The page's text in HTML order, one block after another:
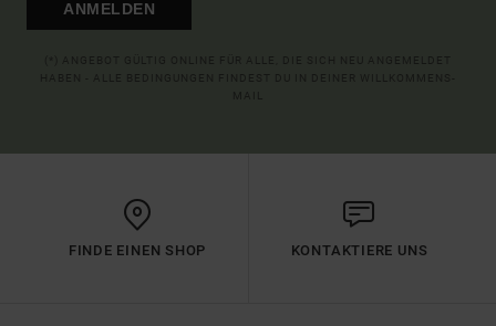
ANMELDEN
FINDE EINEN SHOP KONTAKTIERE UNS